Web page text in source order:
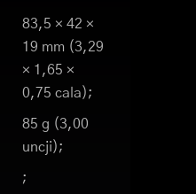
83,5 × 42 ×
19 mm (3,29
× 1,65 ×
0,75 cala);
85 g (3,00
uncji);
;